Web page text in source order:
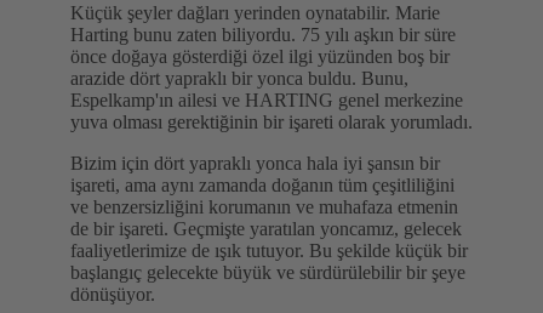
Küçük şeyler dağları yerinden oynatabilir. Marie
Harting bunu zaten biliyordu. 75 yılı aşkın bir süre
önce doğaya gösterdiği özel ilgi yüzünden boş bir
arazide dört yapraklı bir yonca buldu. Bunu,
Espelkamp'ın ailesi ve HARTING genel merkezine
yuva olması gerektiğinin bir işareti olarak yorumladı.
Bizim için dört yapraklı yonca hala iyi şansın bir
işareti, ama aynı zamanda doğanın tüm çeşitliliğini
ve benzersizliğini korumanın ve muhafaza etmenin
de bir işareti. Geçmişte yaratılan yoncamız, gelecek
faaliyetlerimize de ışık tutuyor. Bu şekilde küçük bir
başlangıç gelecekte büyük ve sürdürülebilir bir şeye
dönüşüyor.